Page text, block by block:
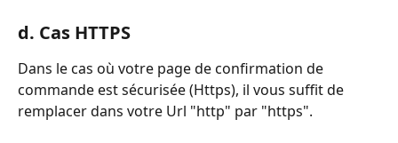
d. Cas HTTPS
Dans le cas où votre page de confirmation de
commande est sécurisée (Https), il vous suffit de
remplacer dans votre Url "http" par "https".